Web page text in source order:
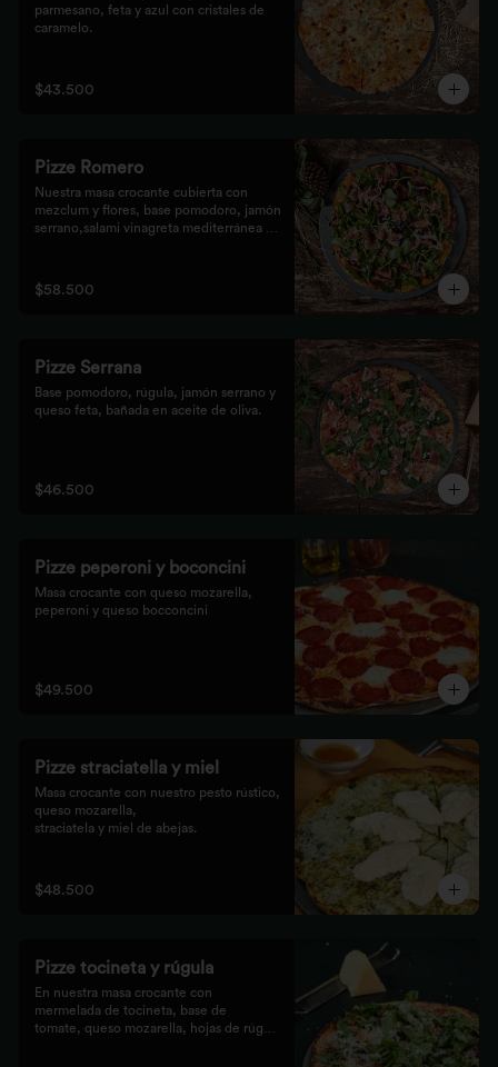
parmesano, feta y azul con cristales de
caramelo.
$43.500
Pizze Romero
Nuestra masa crocante cubierta con
mezclum y flores, base pomodoro, jamón
serrano,salami vinagreta mediterránea y
$58.500
Pizze Serrana
Base pomodoro, rúgula, jamón serrano y
queso feta, bañada en aceite de oliva.
$46.500
Pizze peperoni y boconcini
Masa crocante con queso mozarella,
peperoni y queso bocconcini
$49.500
Pizze straciatella y miel
Masa crocante con nuestro pesto rústico,
queso mozarella,
straciatela y miel de abejas.
$48.500
Pizze tocineta y rúgula
En nuestra masa crocante con
mermelada de tocineta, base de
tomate, queso mozarella, hojas de rúgula